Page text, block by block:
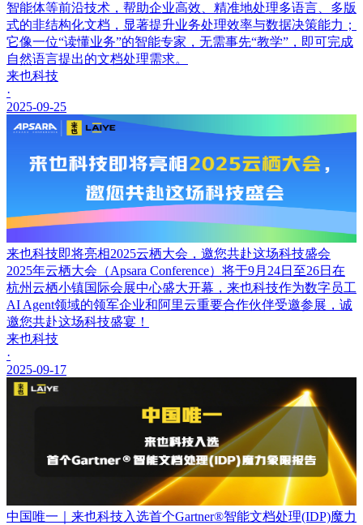
智能体等前沿技术，帮助企业高效、精准地处理多语言、多版
式的非结构化文档，显著提升业务处理效率与数据决策能力；
它像一位“读懂业务”的智能专家，无需事先“教学”，即可完成
自然语言提出的文档处理需求。
来也科技
·
2025-09-25
来也科技即将亮相2025云栖大会，邀您共赴这场科技盛会
2025年云栖大会（Apsara Conference）将于9月24日至26日在
杭州云栖小镇国际会展中心盛大开幕，来也科技作为数字员工
AI Agent领域的领军企业和阿里云重要合作伙伴受邀参展，诚
邀您共赴这场科技盛宴！
来也科技
·
2025-09-17
中国唯一｜来也科技入选首个Gartner®智能文档处理(IDP)魔力